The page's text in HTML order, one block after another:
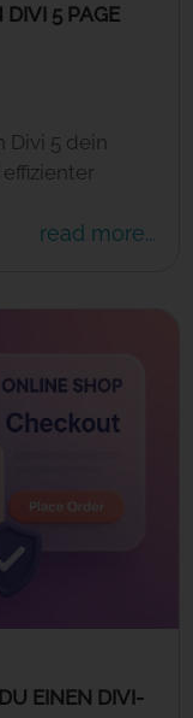
DIVI 5 PAGE
Divi 5 dein
read more...
EINEN DIVI-